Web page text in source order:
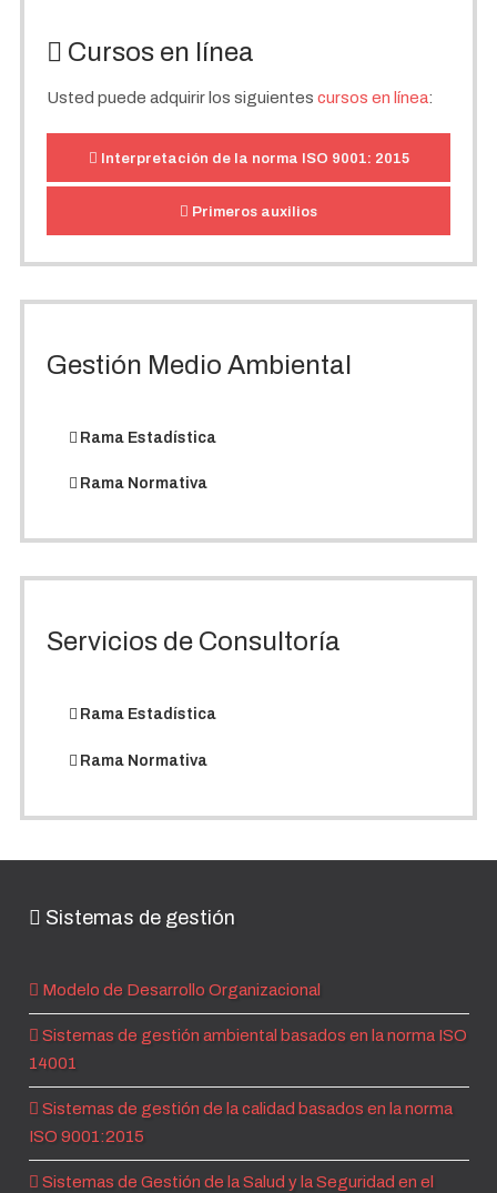
Cursos en línea
Usted puede adquirir los siguientes cursos en línea:
Interpretación de la norma ISO 9001: 2015
Primeros auxilios
Gestión Medio Ambiental
Rama Estadística
Rama Normativa
Servicios de Consultoría
Rama Estadística
Rama Normativa
Sistemas de gestión
Modelo de Desarrollo Organizacional
Sistemas de gestión ambiental basados en la norma ISO
14001
Sistemas de gestión de la calidad basados en la norma
ISO 9001:2015
Sistemas de Gestión de la Salud y la Seguridad en el